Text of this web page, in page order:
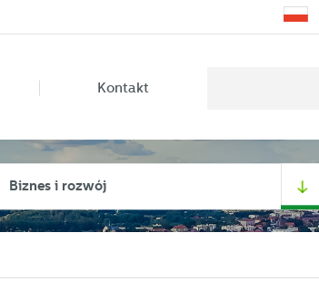
Kontakt
Biznes i rozwój